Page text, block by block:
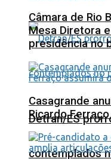
Detran/ES
contemplados
Câmara de Rio
Mesa Diretora
presidência no
Casagrande
Ricardo